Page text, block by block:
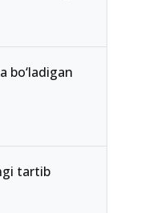
bo‘ladigan
tartib